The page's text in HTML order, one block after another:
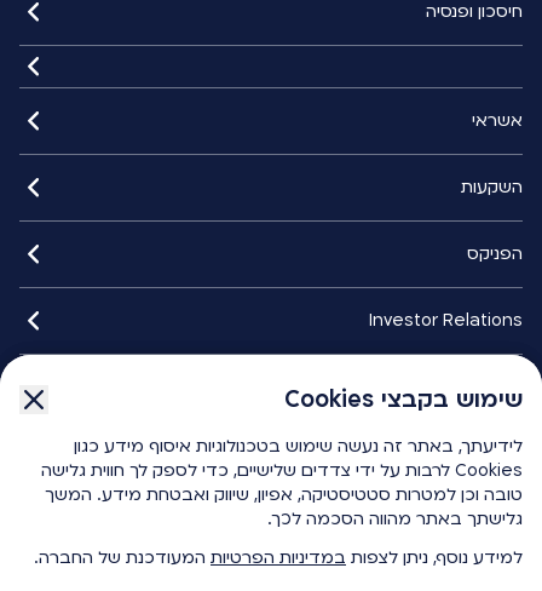
שימוש בקבצי Cookies
לידיעתך, באתר זה נעשה שימוש בטכנולוגיות איסוף מידע כגון
Cookies לרבות על ידי צדדים שלישיים, כדי לספק לך חווית גלישה
טובה וכן למטרות סטטיסטיקה, אפיון, שיווק ואבטחת מידע. המשך
גלישתך באתר מהווה הסכמה לכך.
למידע נוסף, ניתן לצפות במדיניות הפרטיות המעודכנת של החברה.
חיסכון ופנסיה
אשראי
השקעות
הפניקס
Investor Relations
הפניקס smart
כלים ומחשבונים
שימוש בקבצי Cookies
לידיעתך, באתר זה נעשה שימוש בטכנולוגיות איסוף מידע כגון
Cookies לרבות על ידי צדדים שלישיים, כדי לספק לך חווית גלישה
טובה וכן למטרות סטטיסטיקה, אפיון, שיווק ואבטחת מידע. המשך
גלישתך באתר מהווה הסכמה לכך.
למידע נוסף, ניתן לצפות במדיניות הפרטיות המעודכנת של החברה.